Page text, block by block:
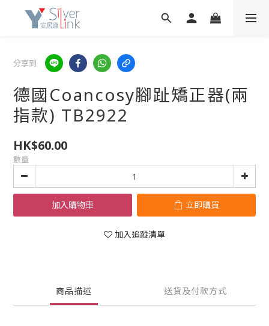
分享到
德國Coancosy腳趾矯正器(兩
指款) TB2922
HK$60.00
數量
加入購物車 立即購買
加入追蹤清單
商品描述 送貨及付款方式